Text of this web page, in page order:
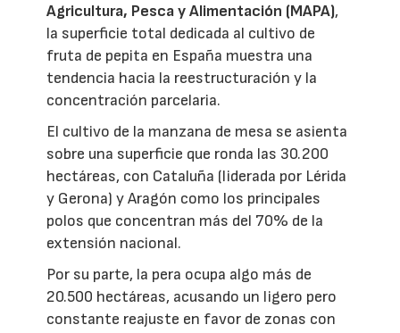
Agricultura, Pesca y Alimentación (MAPA),
la superficie total dedicada al cultivo de
fruta de pepita en España muestra una
tendencia hacia la reestructuración y la
concentración parcelaria.
El cultivo de la manzana de mesa se asienta
sobre una superficie que ronda las 30.200
hectáreas, con Cataluña (liderada por Lérida
y Gerona) y Aragón como los principales
polos que concentran más del 70% de la
extensión nacional.
Por su parte, la pera ocupa algo más de
20.500 hectáreas, acusando un ligero pero
constante reajuste en favor de zonas con